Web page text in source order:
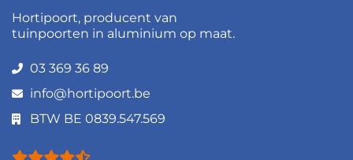
Hortipoort, producent van
tuinpoorten in aluminium op maat.
03 369 36 89
info@hortipoort.be
BTW BE 0839.547.569